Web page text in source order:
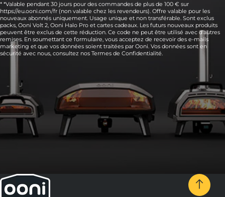
* *Valable pendant 30 jours pour des commandes de plus de 100 € sur
https://eu.ooni.com/fr (non valable chez les revendeurs). Offre valable pour les
nouveaux abonnés uniquement. Usage unique et non transférable. Sont exclus
packs, Ooni Volt 2, Ooni Halo Pro et cartes cadeaux. Les futurs nouveaux produits
peuvent être exclus de cette réduction. Ce code ne peut être utilisé avec d'autres
remises. En soumettant ce formulaire, vous acceptez de recevoir des e-mails
marketing et que vos données soient traitées par Ooni. Vos données sont en
sécurité avec nous, consultez nos Termes de Confidentialité.